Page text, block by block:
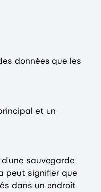
données que les
et un
sauvegarde
peut signifier que
dans un endroit